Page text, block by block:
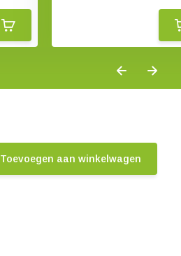
Toevoegen aan winkelwagen